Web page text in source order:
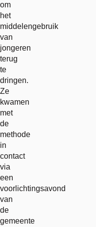
om
het
middelengebruik
van
jongeren
terug
te
dringen.
Ze
kwamen
met
de
methode
in
contact
via
een
voorlichtingsavond
van
de
gemeente